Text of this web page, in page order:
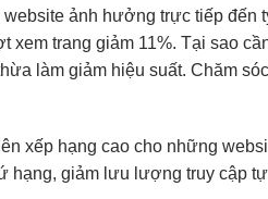
website ảnh hưởng trực tiếp đến
trang giảm 11%. Tại sao
làm giảm hiệu suất. Chăm
xếp hạng cao cho những
hạng, giảm lưu lượng truy cập